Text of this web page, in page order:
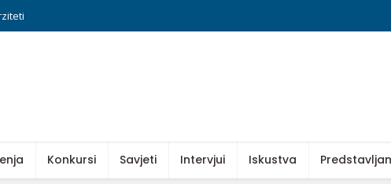
Konkursi Savjeti Intervjui Iskustva